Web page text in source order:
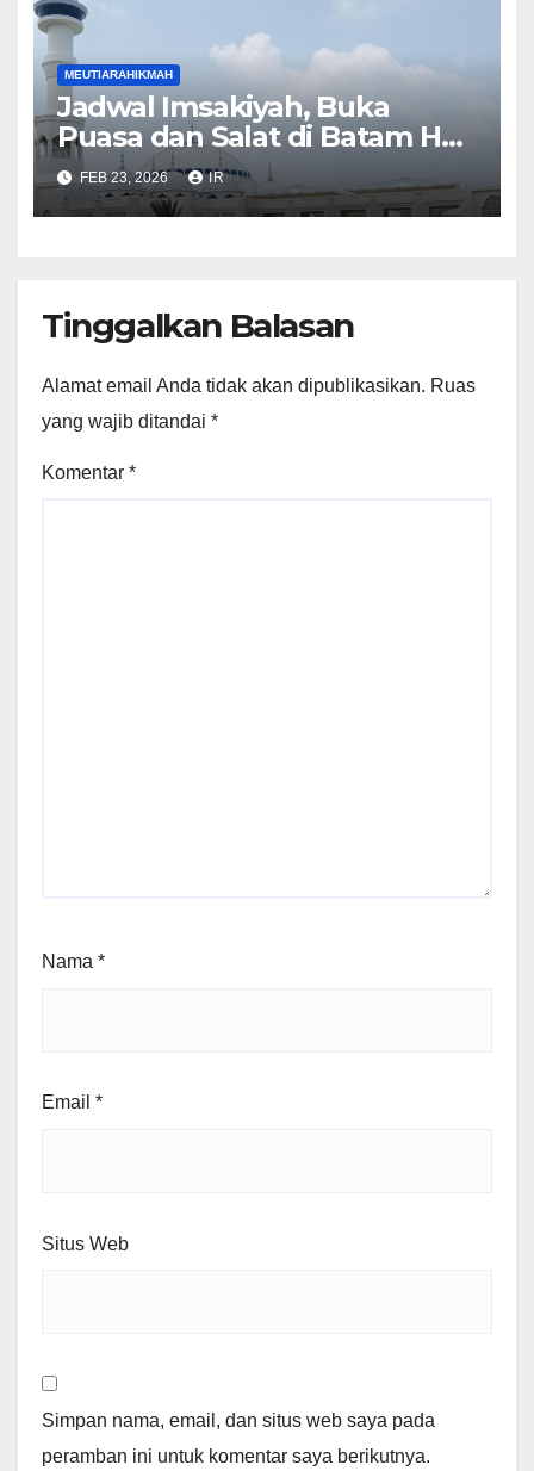
MEUTIARAHIKMAH
Jadwal Imsakiyah, Buka
Puasa dan Salat di Batam Hari
IniFEB 23, 2026 IR
Tinggalkan Balasan
Alamat email Anda tidak akan dipublikasikan. Ruas
yang wajib ditandai *
Komentar *
Nama *
Email *
Situs Web
Simpan nama, email, dan situs web saya pada
peramban ini untuk komentar saya berikutnya.